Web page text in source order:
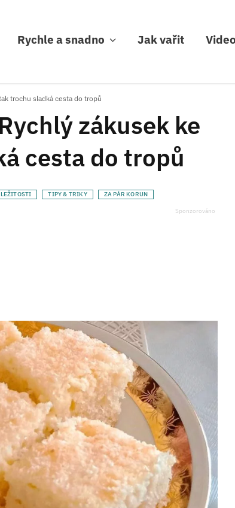
Rychle a snadno Jak vařit Video
trochu sladká cesta do tropů
zákusek ke
cesta do tropů
TIPY & TRIKY ZA PÁR KORUN